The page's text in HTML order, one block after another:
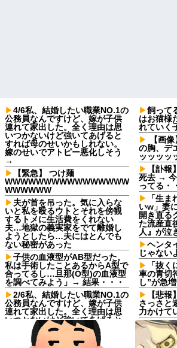
4/6私、結婚したい職業NO.1の
公務員なんですけど、嫁が子供
連れて家出した。全く理由は思
いつかないけど強いてあげると
すれば母のせいかもしれない。
嫁のせいでアトピー悪化しそう
→
【緊急】 つけ麺
WWWWWWWWWWWWWWWW
WWWWWW
夫が首を吊った。気に入らな
いと私を殴るウトとそれを傍観
するトメに生活費をくれない
夫…地獄の義実家をでて離婚し
ようとしたら…夫にはとんでも
ない秘密があった
子供の血液型がAB型だった。
私は手術したことあるからA型で
合ってるし…旦那(O型)の血液型
を調べてみよう」→ 結果・・・
2/6私、結婚したい職業NO.1の
公務員なんですけど、嫁が子供
連れて家出した。全く理由は思
いつかないけど強いてあげると
すれば母のせいかもしれない。
嫁のせいでアトピー悪化しそう
飼って
はお猫様
れていく
【画
の胸、デ
ッッッッ
【訃
死去 → 今
ってる・
「生
いw」妻
開き直る
た流産直
人』が泣
ヘンタ
じゃない
「抜
車の青切
し”が急
【悲
さっさと
力かけて
【驚愕
えもんが
ｗｗｗｗ